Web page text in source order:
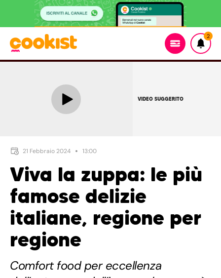
2
VIDEO SUGGERITO
21 Febbraio 2024 13:00
Viva la zuppa: le più
famose delizie
italiane, regione per
regione
Comfort food per eccellenza